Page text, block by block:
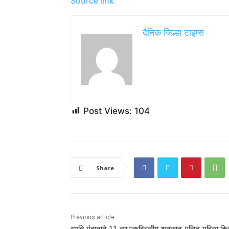
आहे जी बनविणे सोपे आहे परंतु आपण स्वयंपाकघरात
पाककृतींसाठी, येथे क्लिक करा.
Source link